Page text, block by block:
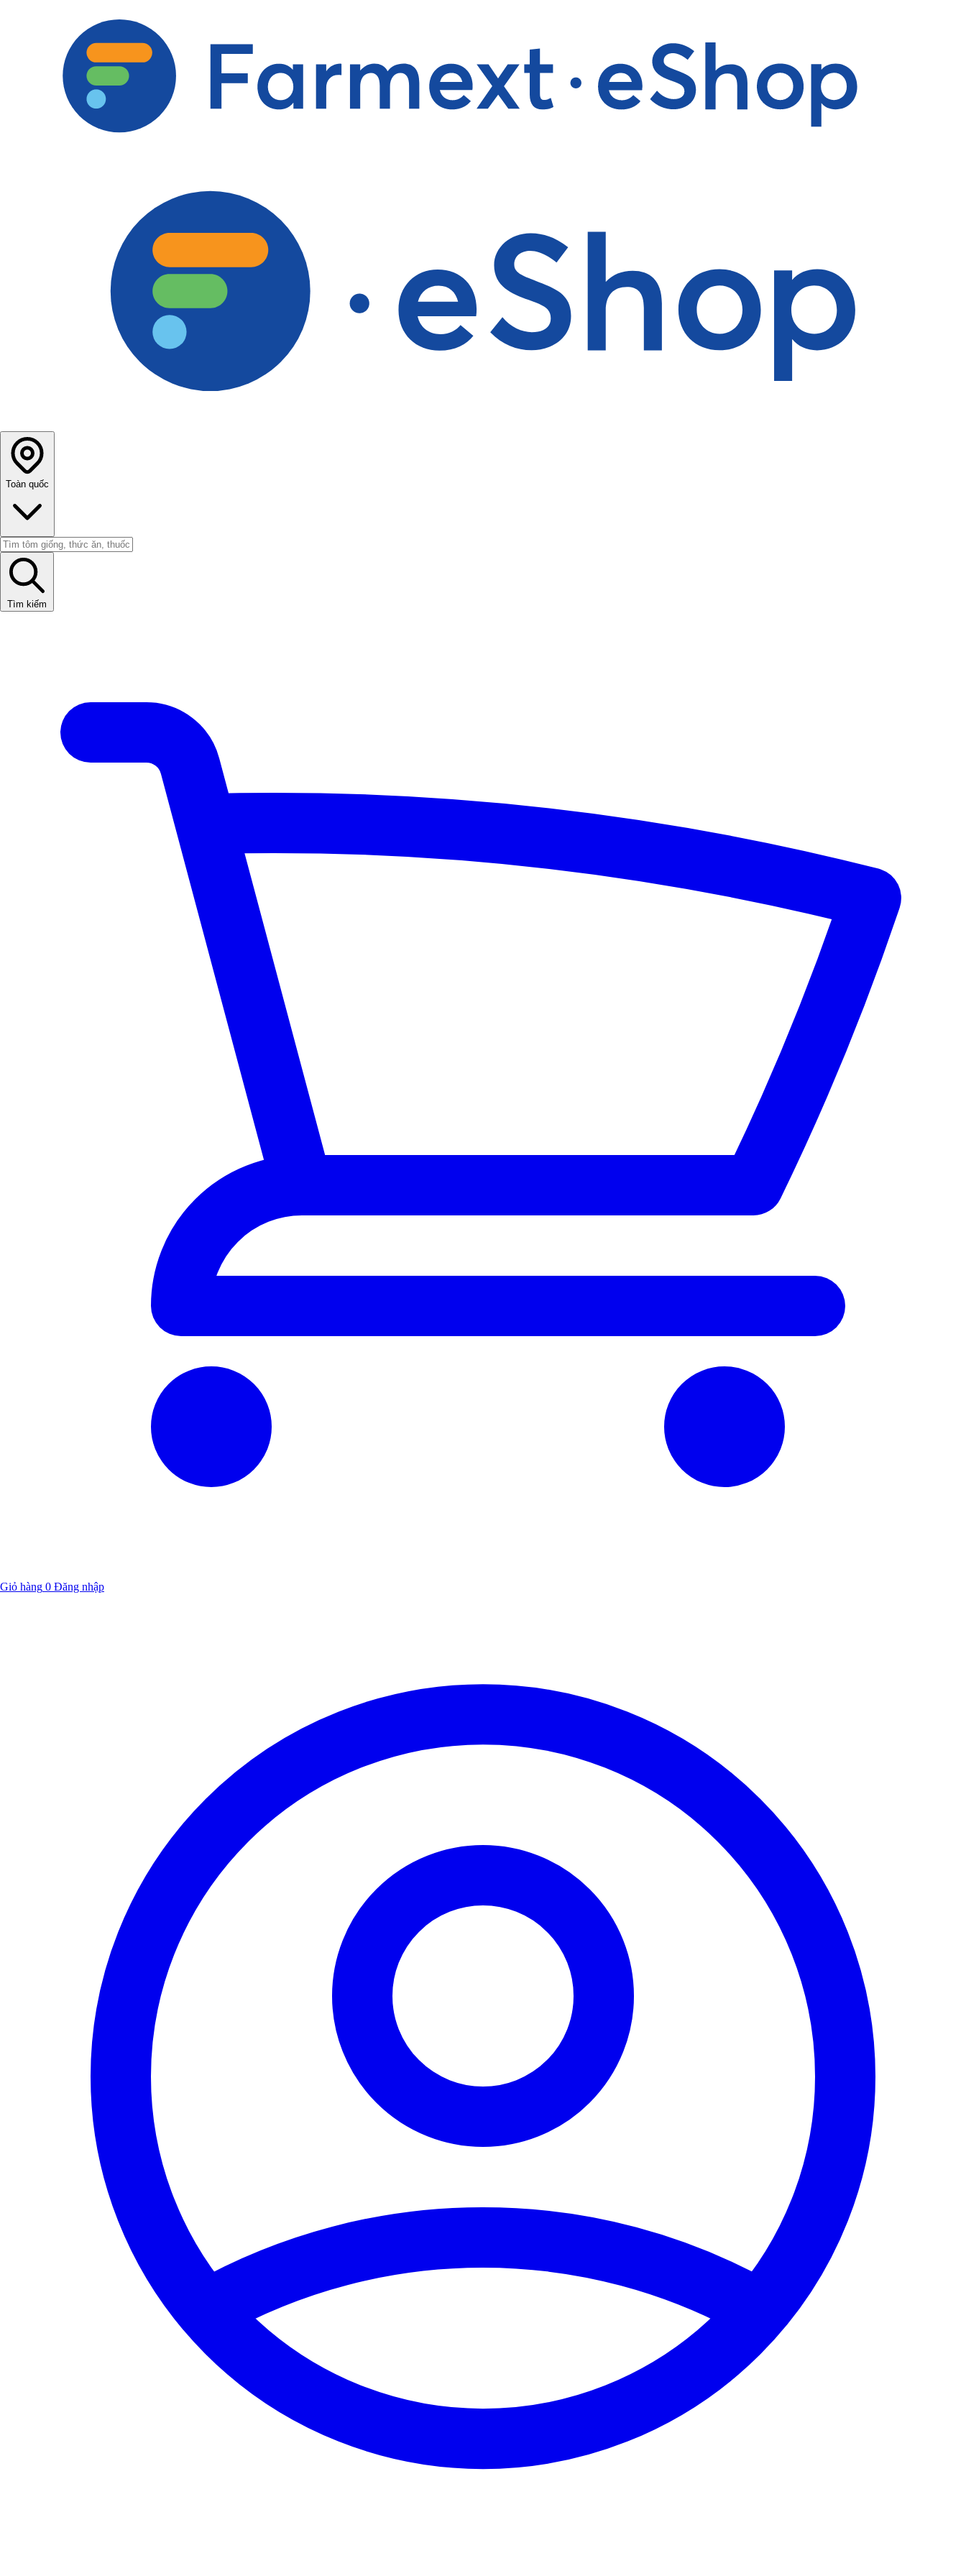
Toàn quốc
Tìm kiếm
Giỏ hàng 0 Đăng nhập